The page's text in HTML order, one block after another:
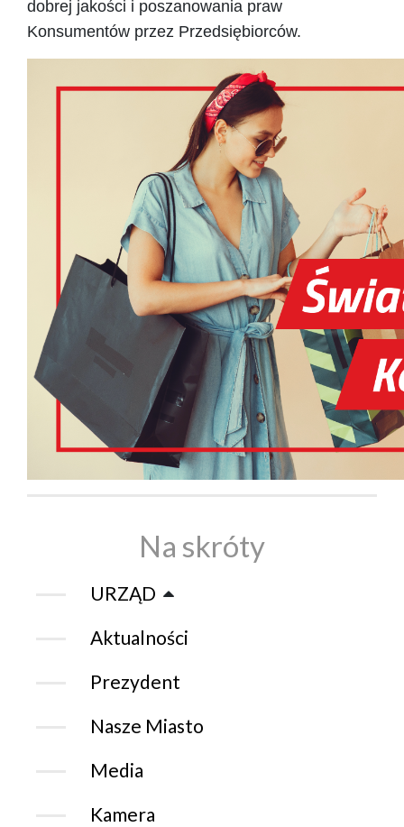
dobrej jakości i poszanowania praw
Konsumentów przez Przedsiębiorców.
Na skróty
URZĄD
Aktualności
Prezydent
Nasze Miasto
Media
Kamera